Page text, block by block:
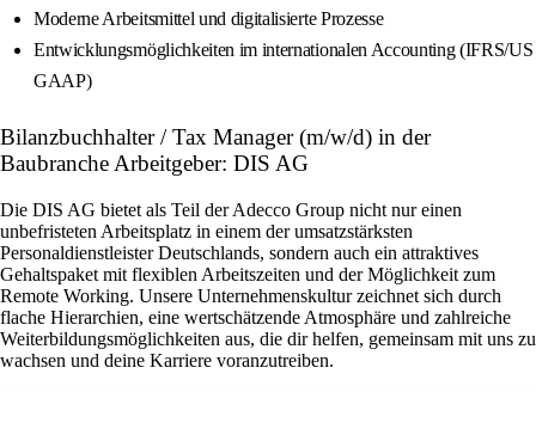
Moderne Arbeitsmittel und digitalisierte Prozesse
Entwicklungsmöglichkeiten im internationalen Accounting (IFRS/US
GAAP)
Bilanzbuchhalter / Tax Manager (m/w/d) in der
Baubranche Arbeitgeber: DIS AG
Die DIS AG bietet als Teil der Adecco Group nicht nur einen
unbefristeten Arbeitsplatz in einem der umsatzstärksten
Personaldienstleister Deutschlands, sondern auch ein attraktives
Gehaltspaket mit flexiblen Arbeitszeiten und der Möglichkeit zum
Remote Working. Unsere Unternehmenskultur zeichnet sich durch
flache Hierarchien, eine wertschätzende Atmosphäre und zahlreiche
Weiterbildungsmöglichkeiten aus, die dir helfen, gemeinsam mit uns zu
wachsen und deine Karriere voranzutreiben.